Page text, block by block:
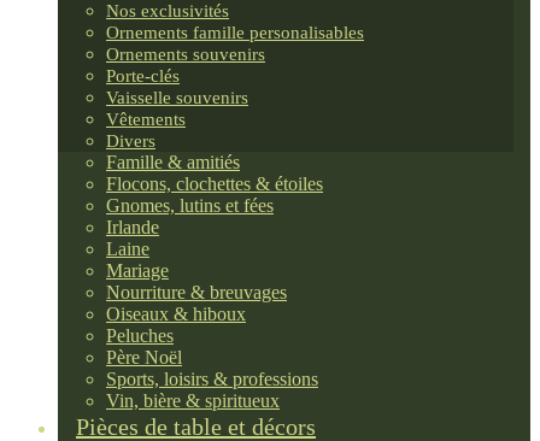
Nos exclusivités
Ornements famille personalisables
Ornements souvenirs
Porte-clés
Vaisselle souvenirs
Vêtements
Divers
Famille & amitiés
Flocons, clochettes & étoiles
Gnomes, lutins et fées
Irlande
Laine
Mariage
Nourriture & breuvages
Oiseaux & hiboux
Peluches
Père Noël
Sports, loisirs & professions
Vin, bière & spiritueux
Pièces de table et décors